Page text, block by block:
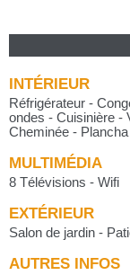
INTÉRIEUR
Réfrigérateur -
ondes - Cuisinière -
Cheminée -
MULTIMÉDIA
8 Télévisions - Wifi
EXTÉRIEUR
Salon de jardin -
AUTRES INFOS